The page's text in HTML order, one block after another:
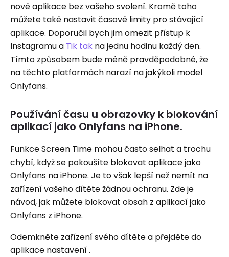
nové aplikace bez vašeho svolení. Kromě toho
můžete také nastavit časové limity pro stávající
aplikace. Doporučil bych jim omezit přístup k
Instagramu a Tik tak na jednu hodinu každý den.
Tímto způsobem bude méně pravděpodobné, že
na těchto platformách narazí na jakýkoli model
Onlyfans.
Používání času u obrazovky k blokování
aplikací jako Onlyfans na iPhone.
Funkce Screen Time mohou často selhat a trochu
chybí, když se pokoušíte blokovat aplikace jako
Onlyfans na iPhone. Je to však lepší než nemít na
zařízení vašeho dítěte žádnou ochranu. Zde je
návod, jak můžete blokovat obsah z aplikací jako
Onlyfans z iPhone.
Odemkněte zařízení svého dítěte a přejděte do
aplikace nastavení .